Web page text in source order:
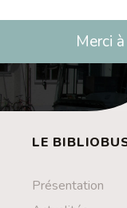
Contact
Merci
LE
Présentation